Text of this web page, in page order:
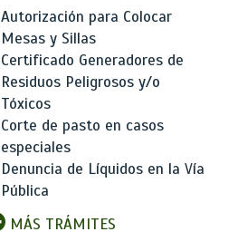
Autorización para Colocar
Mesas y Sillas
Certificado Generadores de
Residuos Peligrosos y/o
Tóxicos
Corte de pasto en casos
especiales
Denuncia de Líquidos en la Vía
Pública
MÁS TRÁMITES